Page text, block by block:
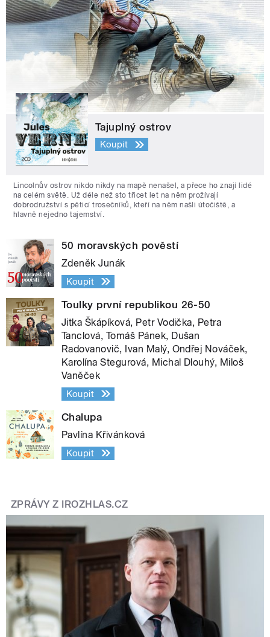
Tajuplný ostrov
Koupit
Lincolnův ostrov nikdo nikdy na mapě nenašel, a přece ho znají lidé
na celém světě. Už déle než sto třicet let na něm prožívají
dobrodružství s pěticí trosečníků, kteří na něm našli útočiště, a
hlavně nejedno tajemství.
50 moravských pověstí
Zdeněk Junák
Koupit
Toulky první republikou 26-50
Jitka Škápíková, Petr Vodička, Petra
Tanclová, Tomáš Pánek, Dušan
Radovanovič, Ivan Malý, Ondřej Nováček,
Karolína Stegurová, Michal Dlouhý, Miloš
Vaněček
Koupit
Chalupa
Pavlína Křivánková
Koupit
ZPRÁVY Z IROZHLAS.CZ